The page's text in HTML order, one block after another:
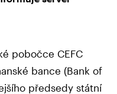
pobočce CEFC
bance (Bank of
předsedy státní